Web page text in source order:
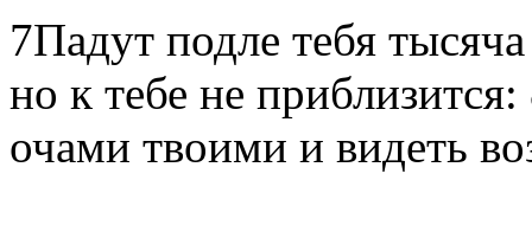
7Падут подле тебя
но к тебе не
очами твоими и видеть